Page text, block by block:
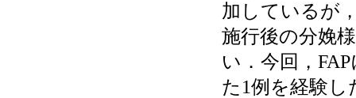
加しているが
施行後の分娩
い．今回，
た1例を経験し